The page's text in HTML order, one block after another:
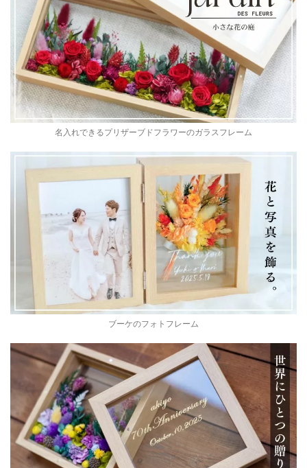
名入れできるプリザーブドフラワーのガラスフレーム
ブーケのフォトフレーム